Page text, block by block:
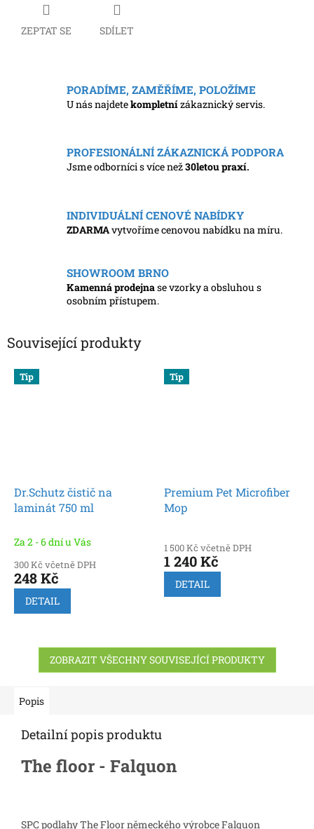
ZEPTAT SE SDÍLET
PORADÍME, ZAMĚŘÍME, POLOŽÍME
U nás najdetekompletnízákaznický servis.
PROFESIONÁLNÍ ZÁKAZNICKÁ PODPORA
Jsme odborníci s více než30letou praxí.
INDIVIDUÁLNÍ CENOVÉ NABÍDKY
ZDARMAvytvoříme cenovou nabídku na míru.
SHOWROOM BRNO
Kamenná prodejnase vzorky a obsluhou s
osobním přístupem.
Související produkty
Tip
Dr.Schutz čistič na
laminát 750 ml
Za 2 - 6 dní u Vás
300 Kč včetně DPH
248 Kč
DETAIL
Tip
Premium Pet Microfiber
Mop
1 500 Kč včetně DPH
1 240 Kč
DETAIL
ZOBRAZIT VŠECHNY SOUVISEJÍCÍ PRODUKTY
Popis
Detailní popis produktu
The floor - Falquon
SPC podlahy The Floor německého výrobce Falquon